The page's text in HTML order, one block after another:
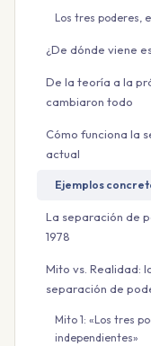
Los tres poderes,
¿De dónde viene
De la teoría a la
cambiaron todo
Cómo funciona la
actual
Ejemplos
La separación de
1978
Mito vs. Realidad:
separación de
Mito 1: «Los tres
independientes»